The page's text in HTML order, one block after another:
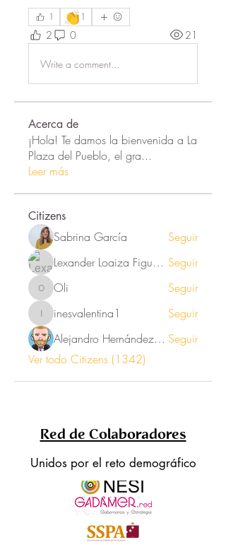
1 👏 1
2 0 21
Write a comment...
Acerca de
¡Hola! Te damos la bienvenida a La
Plaza del Pueblo, el gra...
Leer más
Citizens
Sabrina García
Seguir
Lexander Loaiza Figueroa Seguir
Oli Oli Seguir
inesvalentina1
inesvalentina1
Seguir
Alejandro Hernández Renner Seguir
Ver todo Citizens (1342)
Red de Colaboradores
Unidos por el reto demográfico